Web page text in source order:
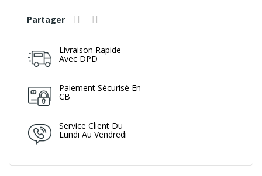
Partager
Livraison Rapide
Avec DPD
Paiement Sécurisé En
CB
Service Client Du
Lundi Au Vendredi